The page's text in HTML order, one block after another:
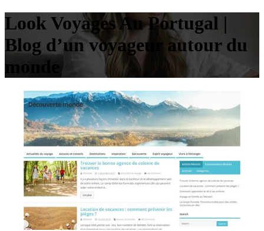
Look Voyages Au Portugal |
Blog d’un voyageur autour du
monde